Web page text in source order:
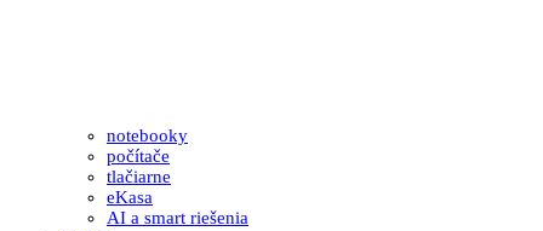
notebooky
počítače
tlačiarne
eKasa
AI a smart riešenia